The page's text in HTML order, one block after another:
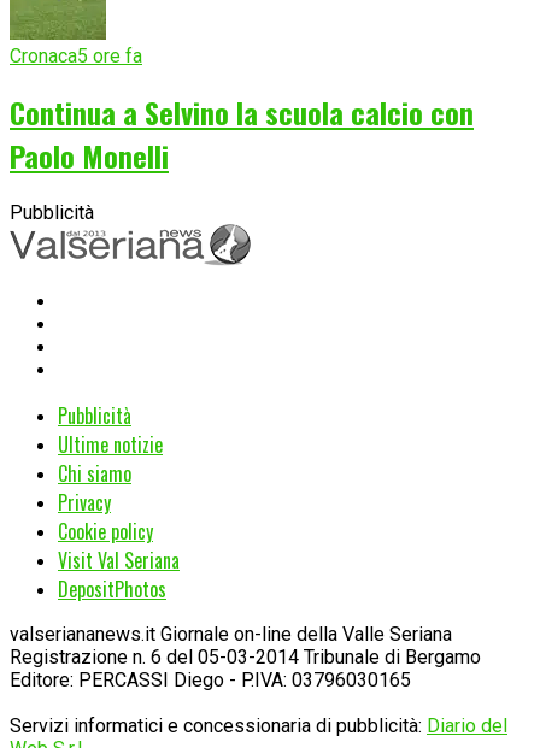
Cronaca5 ore fa
Continua a Selvino la scuola calcio con
Paolo Monelli
Pubblicità
Pubblicità
Ultime notizie
Chi siamo
Privacy
Cookie policy
Visit Val Seriana
DepositPhotos
valseriananews.it Giornale on-line della Valle Seriana
Registrazione n. 6 del 05-03-2014 Tribunale di Bergamo
Editore: PERCASSI Diego - P.IVA: 03796030165
Servizi informatici e concessionaria di pubblicità: Diario del